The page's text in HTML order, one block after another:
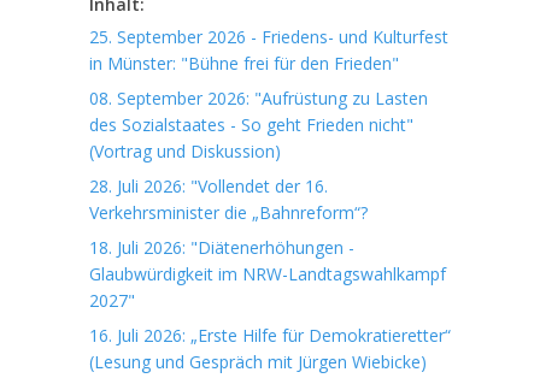
25. September 2026 - Friedens- und Kulturfest
in Münster: "Bühne frei für den Frieden"
08. September 2026: "Aufrüstung zu Lasten
des Sozialstaates - So geht Frieden nicht"
(Vortrag und Diskussion)
28. Juli 2026: "Vollendet der 16.
Verkehrsminister die „Bahnreform“?
18. Juli 2026: "Diätenerhöhungen -
Glaubwürdigkeit im NRW-Landtagswahlkampf
2027"
16. Juli 2026: „Erste Hilfe für Demokratieretter“
(Lesung und Gespräch mit Jürgen Wiebicke)